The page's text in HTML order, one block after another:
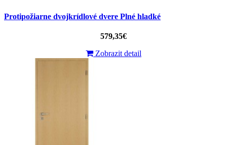
Protipožiarne dvojkrídlové dvere Plné hladké
579,35€
Zobrazit detail